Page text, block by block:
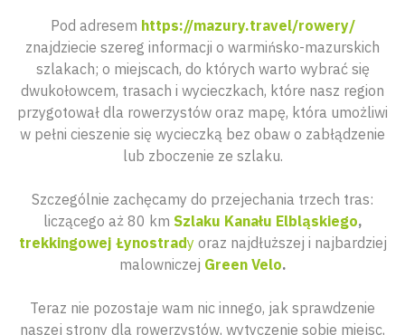
Pod adresem https://mazury.travel/rowery/
znajdziecie szereg informacji o warmińsko-mazurskich
szlakach; o miejscach, do których warto wybrać się
dwukołowcem, trasach i wycieczkach, które nasz region
przygotował dla rowerzystów oraz mapę, która umożliwi
w pełni cieszenie się wycieczką bez obaw o zabłądzenie
lub zboczenie ze szlaku.
Szczególnie zachęcamy do przejechania trzech tras:
liczącego aż 80 km Szlaku Kanału Elbląskiego,
trekkingowej Łynostradyoraz najdłuższej i najbardziej
malowniczej Green Velo.
Teraz nie pozostaje wam nic innego, jak sprawdzenie
naszej strony dla rowerzystów, wytyczenie sobie miejsc,